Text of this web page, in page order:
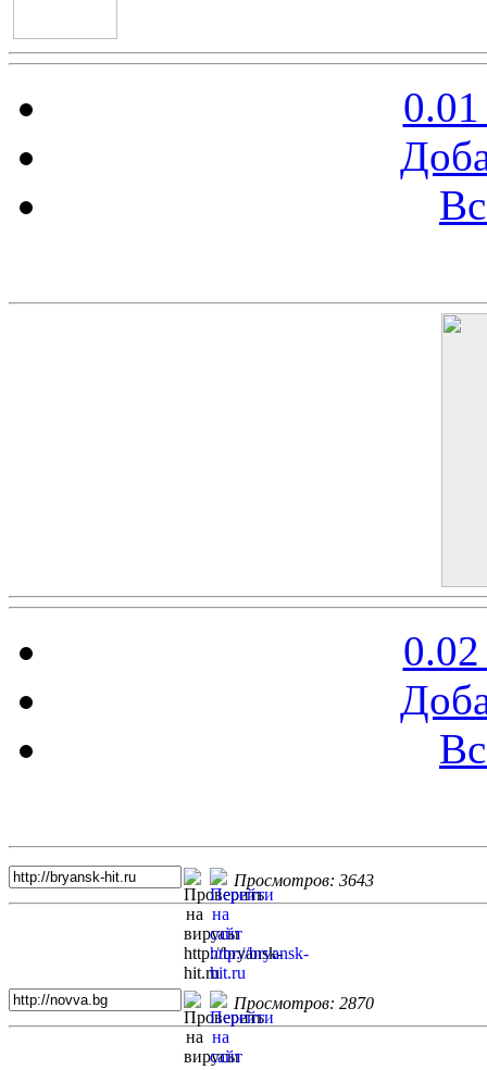
Просмотров: 3643
Просмотров: 2870